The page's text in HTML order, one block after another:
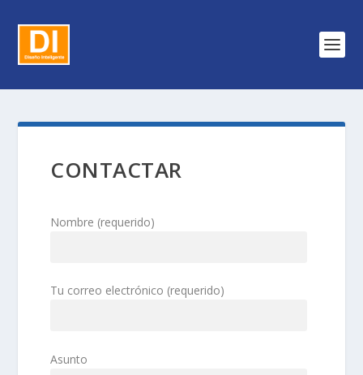
CONTACTAR
Nombre (requerido)
Tu correo electrónico (requerido)
Asunto